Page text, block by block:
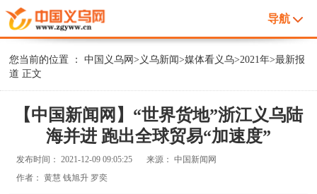
导航
您当前的位置 ：中国义乌网> 义乌新闻>媒体看义乌>2021年>最新报
道 正文
【中国新闻网】“世界货地”浙江义乌陆
海并进 跑出全球贸易“加速度”
发布时间：2021-12-09 09:05:25 来源：中国新闻网
作者：黄慧 钱旭升 罗奕